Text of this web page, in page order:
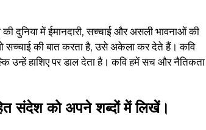
दुनिया में ईमानदारी, सच्चाई और असली भावनाओं की
सच्चाई की बात करता है, उसे अकेला कर देते हैं। कवि
उन्हें हाशिए पर डाल देता है। कवि हमें सच और नैतिकता
संदेश को अपने शब्दों में लिखें।